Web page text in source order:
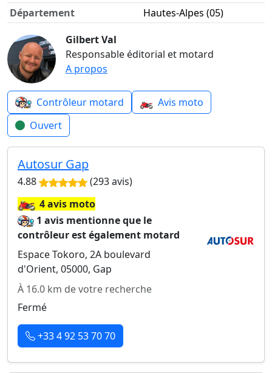
Département
Hautes-Alpes (05)
Gilbert Val
Responsable éditorial et motard
A propos
Contrôleur motard 🏍️ Avis moto
Ouvert
Autosur Gap
4.88 (293 avis)
🏍️4 avis moto
1 avis mentionne que le
contrôleur est également motard
Espace Tokoro, 2A boulevard
d'Orient, 05000, Gap
À 16.0 km de votre recherche
Fermé
+33 4 92 53 70 70